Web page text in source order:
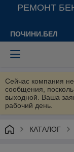
РЕМОНТ
ПОЧИНИ.БЕЛ
Сейчас компания
сообщения,
выходной. Ваша
рабочий день.
КАТАЛОГ